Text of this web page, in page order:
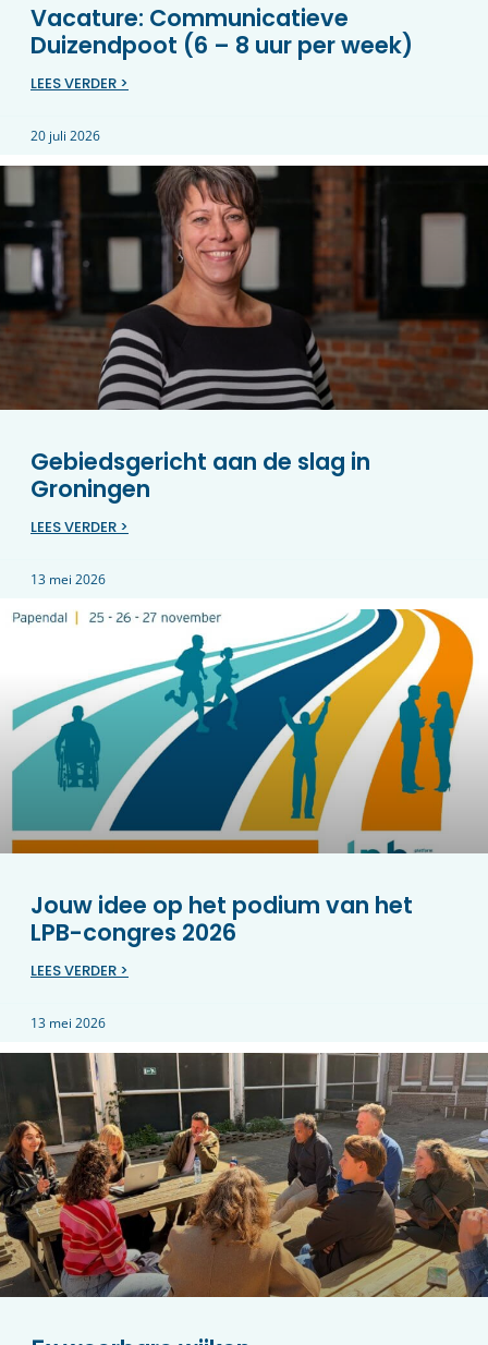
Vacature: Communicatieve
Duizendpoot (6 – 8 uur per week)
LEES VERDER >
20 juli 2026
Gebiedsgericht aan de slag in
Groningen
LEES VERDER >
13 mei 2026
Jouw idee op het podium van het
LPB-congres 2026
LEES VERDER >
13 mei 2026